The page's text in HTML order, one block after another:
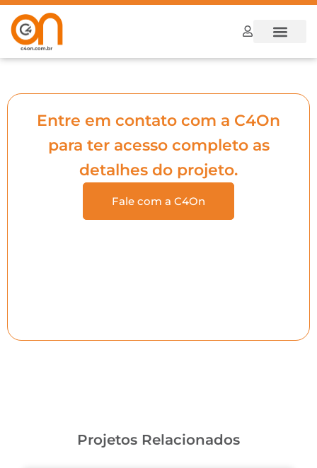
Entre em contato com a C4On
para ter acesso completo as
detalhes do projeto.
Fale com a C4On
Projetos Relacionados